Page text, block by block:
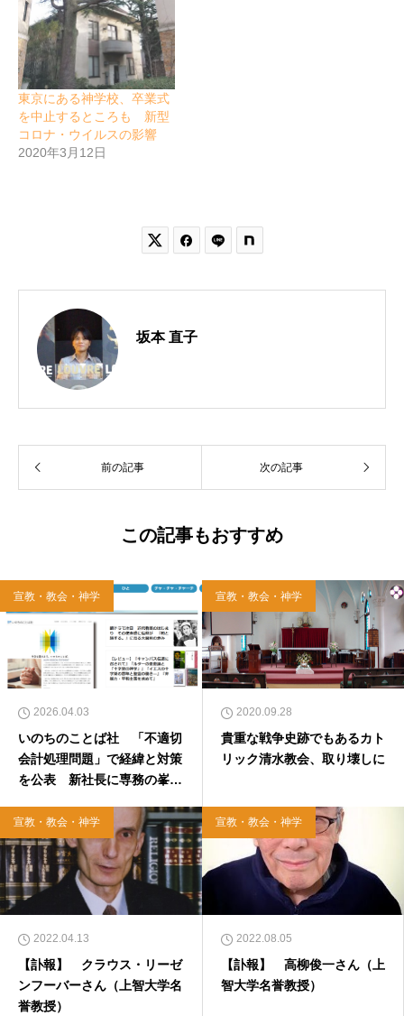
東京にある神学校、卒業式
を中止するところも 新型
コロナ・ウイルスの影響
2020年3月12日
 
坂本 直子
前の記事 次の記事
この記事もおすすめ
宣教・教会・神学
2026.04.03
いのちのことば社 「不適切
会計処理問題」で経緯と対策
を公表 新社長に専務の峯島
宣教・教会・神学
2020.09.28
貴重な戦争史跡でもあるカト
リック清水教会、取り壊しに
宣教・教会・神学
2022.04.13
【訃報】 クラウス・リーゼ
ンフーバーさん（上智大学名
誉教授）
宣教・教会・神学
2022.08.05
【訃報】 高柳俊一さん（上
智大学名誉教授）